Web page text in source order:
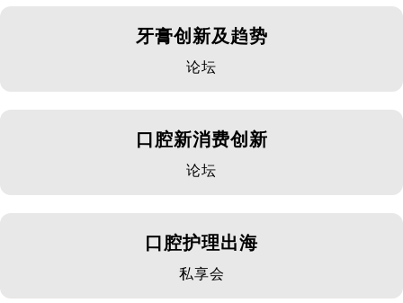
牙膏创新及趋势
论坛
口腔新消费创新
论坛
口腔护理出海
私享会